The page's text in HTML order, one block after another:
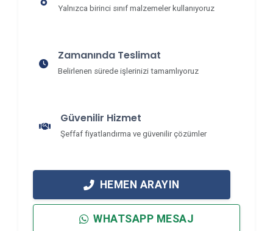
Yalnızca birinci sınıf malzemeler kullanıyoruz
Zamanında Teslimat
Belirlenen sürede işlerinizi tamamlıyoruz
Güvenilir Hizmet
Şeffaf fiyatlandırma ve güvenilir çözümler
HEMEN ARAYIN
WHATSAPP MESAJ